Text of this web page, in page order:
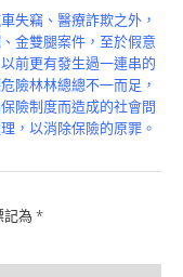
失竊、醫療詐欺之外，
金雙腿案件，至於假意
前更有發生過一連串的
險林林總總不一而足，
險制度而造成的社會問
，以消除保險的原罪。
記為 *